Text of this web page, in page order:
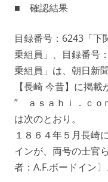
■ 確認結果
目録番号：6243「下
乗組員」、目録番号
乗組員」は、朝日新
【長崎 今昔】に掲載
” ａｓａｈｉ．ｃ
は次のとおり。
１８６４年５月長崎
インが、両号の士官
者：A.F.ボードイン